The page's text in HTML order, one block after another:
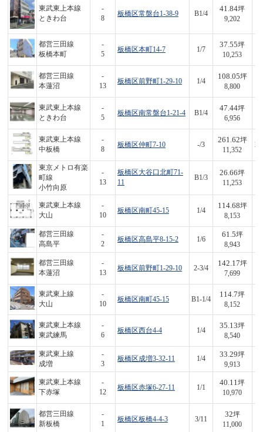
東武東上本線
ときわ台
-
8
板橋区常盤台1-38-9 B1/4
41.84坪
9,202
都営三田線
板橋本町
-
5
板橋区本町14-7 1/7
37.55坪
10,253
都営三田線
本蓮沼
-
13
板橋区前野町1-29-10 1/4
108.05坪
8,800
東武東上本線
ときわ台
-
5
板橋区南常盤台1-21-4 B1/4
47.44坪
6,956
東武東上本線
中板橋
-
8
板橋区仲町7-10 -/3
261.62坪
11,352
東京メトロ有楽
町線
小竹向原
-
13
板橋区大谷口北町71-
11
B1/3
26.66坪
11,253
東武東上本線
大山
-
10
板橋区南町45-15 1/4
114.68坪
8,153
都営三田線
高島平
-
2
板橋区高島平8-15-2 1/6
61.5坪
8,943
都営三田線
本蓮沼
-
13
板橋区前野町1-29-10 2-3/4
142.17坪
7,699
東武東上線
大山
-
10
板橋区南町45-15 B1-1/4
114.7坪
8,152
東武東上本線
東武練馬
-
6
板橋区西台4-4 1/4
35.13坪
8,540
東武東上線
成増
-
3
板橋区成増3-32-11 1/4
33.29坪
9,913
東武東上本線
下赤塚
-
12
板橋区赤塚6-27-11 1/1
40.11坪
10,970
都営三田線
新板橋
-
1
板橋区板橋4-4-3 3/11
32坪
11,000